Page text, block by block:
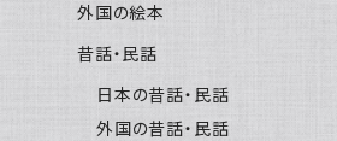
外国の絵本
昔話・民話
日本の昔話・民話
外国の昔話・民話